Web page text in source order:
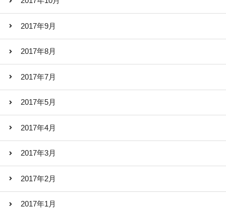
2017年9月
2017年8月
2017年7月
2017年5月
2017年4月
2017年3月
2017年2月
2017年1月